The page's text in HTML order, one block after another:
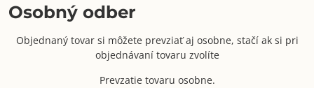
Osobný odber
Objednaný tovar si môžete prevziať aj osobne, stačí ak si pri
objednávaní tovaru zvolíte
Prevzatie tovaru osobne.